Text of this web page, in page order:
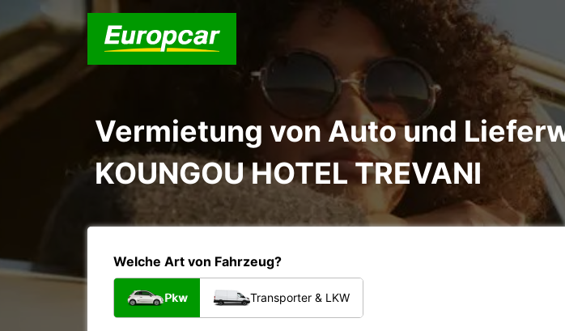
Vermietung von Auto und
KOUNGOU HOTEL TREVANI
Welche Art von Fahrzeug?
Pkw Transporter & LKW